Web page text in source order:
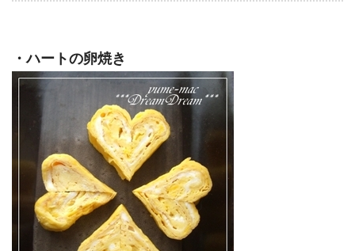
・ハートの卵焼き